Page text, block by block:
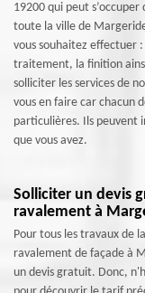
19200 qui peut
toute la ville de
vous souhaitez effectuer
traitement, la finition
solliciter les services de
vous en faire car chacun
particulières. Ils peuvent
que vous avez.
Solliciter un devis
ravalement à
Pour tous les travaux de
ravalement de façade à
un devis gratuit. Donc,